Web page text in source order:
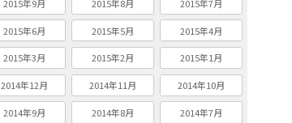
2015年9月 2015年8月 2015年7月
2015年6月 2015年5月 2015年4月
2015年3月 2015年2月 2015年1月
2014年12月 2014年11月 2014年10月
2014年9月 2014年8月 2014年7月